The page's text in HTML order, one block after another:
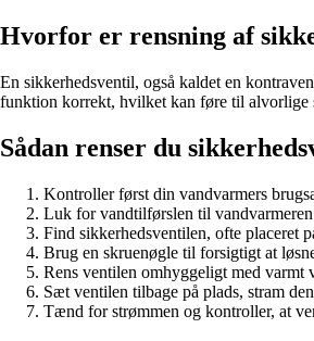
Hvorfor er rensning af
En sikkerhedsventil, også kaldet en
funktion korrekt, hvilket kan føre til alvorlige
Sådan renser du
Kontroller først din vandvarmers
Luk for vandtilførslen til
Find sikkerhedsventilen, ofte placeret
Brug en skruenøgle til forsigtigt at
Rens ventilen omhyggeligt med varmt
Sæt ventilen tilbage på plads, stram
Tænd for strømmen og kontroller, at